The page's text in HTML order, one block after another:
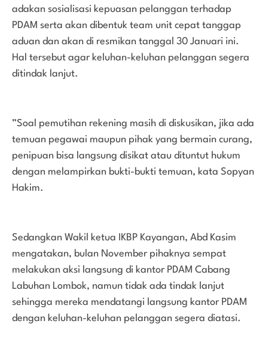
adakan sosialisasi kepuasan pelanggan terhadap
PDAM serta akan dibentuk team unit cepat tanggap
aduan dan akan di resmikan tanggal 30 Januari ini.
Hal tersebut agar keluhan-keluhan pelanggan segera
ditindak lanjut.
”Soal pemutihan rekening masih di diskusikan, jika ada
temuan pegawai maupun pihak yang bermain curang,
penipuan bisa langsung disikat atau dituntut hukum
dengan melampirkan bukti-bukti temuan, kata Sopyan
Hakim.
Sedangkan Wakil ketua IKBP Kayangan, Abd Kasim
mengatakan, bulan November pihaknya sempat
melakukan aksi langsung di kantor PDAM Cabang
Labuhan Lombok, namun tidak ada tindak lanjut
sehingga mereka mendatangi langsung kantor PDAM
dengan keluhan-keluhan pelanggan segera diatasi.